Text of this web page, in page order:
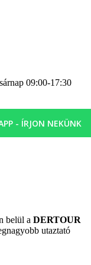
ingyenesen
helyi és
italok 10:00 és
snack-ételek, filteres
1x
09:00-17:30
- ÍRJON NEKÜNK
belül a DERTOUR
utaztató